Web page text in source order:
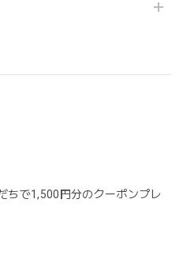
ちで1,500円分のクーポンプレ